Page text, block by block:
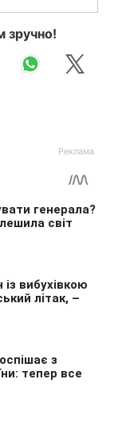
зручно!